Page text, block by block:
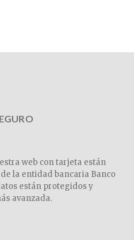
web con tarjeta están
la entidad bancaria Banco
están protegidos y
avanzada.